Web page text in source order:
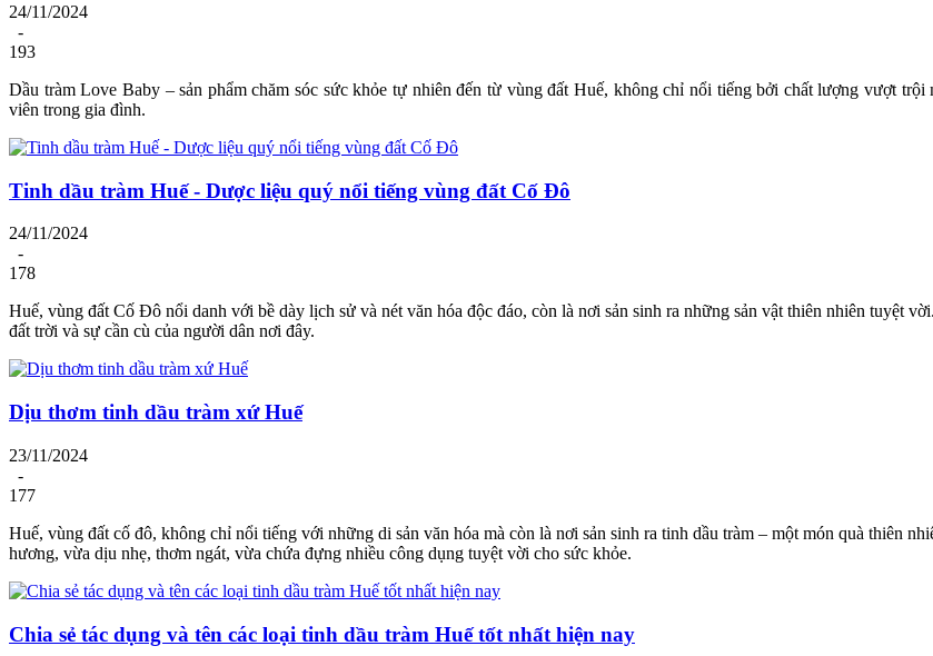
24/11/2024
-
193
Dầu tràm Love Baby – sản phẩm chăm sóc sức khỏe tự nhiên đến từ vùng đất Huế, không chỉ nổi tiếng bởi chất lượng vượt
viên trong gia đình.
Tinh dầu tràm Huế - Dược liệu quý nổi tiếng vùng đất Cố Đô
24/11/2024
-
178
Huế, vùng đất Cố Đô nổi danh với bề dày lịch sử và nét văn hóa độc đáo, còn là nơi sản sinh ra những sản vật thiên nhiên tuyệt
đất trời và sự cần cù của người dân nơi đây.
Dịu thơm tinh dầu tràm xứ Huế
23/11/2024
-
177
Huế, vùng đất cố đô, không chỉ nổi tiếng với những di sản văn hóa mà còn là nơi sản sinh ra tinh dầu tràm – một món quà thiên
hương, vừa dịu nhẹ, thơm ngát, vừa chứa đựng nhiều công dụng tuyệt vời cho sức khỏe.
Chia sẻ tác dụng và tên các loại tinh dầu tràm Huế tốt nhất hiện nay